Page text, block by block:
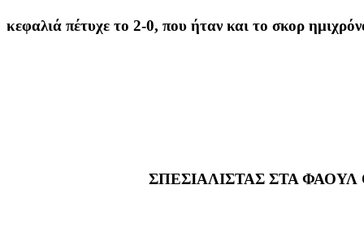
κεφαλιά πέτυχε το 2-0, που ήταν και το σκορ
ΣΠΕΣΙΑΛΙΣΤΑΣ ΣΤΑ